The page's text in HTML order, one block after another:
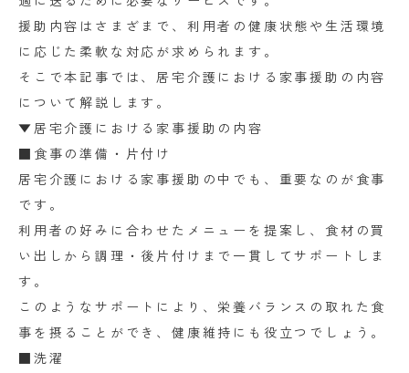
援助内容はさまざまで、利用者の健康状態や生活環境
に応じた柔軟な対応が求められます。
そこで本記事では、居宅介護における家事援助の内容
について解説します。
▼居宅介護における家事援助の内容
■食事の準備・片付け
居宅介護における家事援助の中でも、重要なのが食事
です。
利用者の好みに合わせたメニューを提案し、食材の買
い出しから調理・後片付けまで一貫してサポートしま
す。
このようなサポートにより、栄養バランスの取れた食
事を摂ることができ、健康維持にも役立つでしょう。
■洗濯